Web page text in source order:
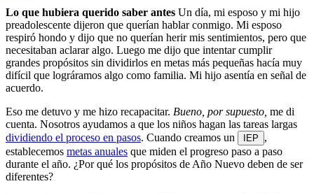
Lo que hubiera querido saber antes Un día, mi esposo y mi hijo
preadolescente dijeron que querían hablar conmigo. Mi esposo
respiró hondo y dijo que no querían herir mis sentimientos, pero que
necesitaban aclarar algo. Luego me dijo que intentar cumplir
grandes propósitos sin dividirlos en metas más pequeñas hacía muy
difícil que lográramos algo como familia. Mi hijo asentía en señal de
acuerdo.
Eso me detuvo y me hizo recapacitar. Bueno, por supuesto, me di
cuenta. Nosotros ayudamos a que los niños hagan las tareas largas
dividiendo el proceso en pasos. Cuando creamos un IEP
,
establecemos metas anuales que miden el progreso paso a paso
durante el año. ¿Por qué los propósitos de Año Nuevo deben de ser
diferentes?